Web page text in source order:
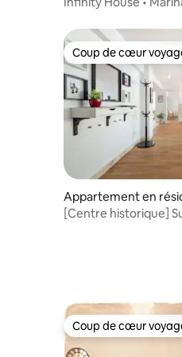
Coup de cœur
Coup de cœur
Appartement en
[Centre historique]
Coup de cœur
Coup de cœur